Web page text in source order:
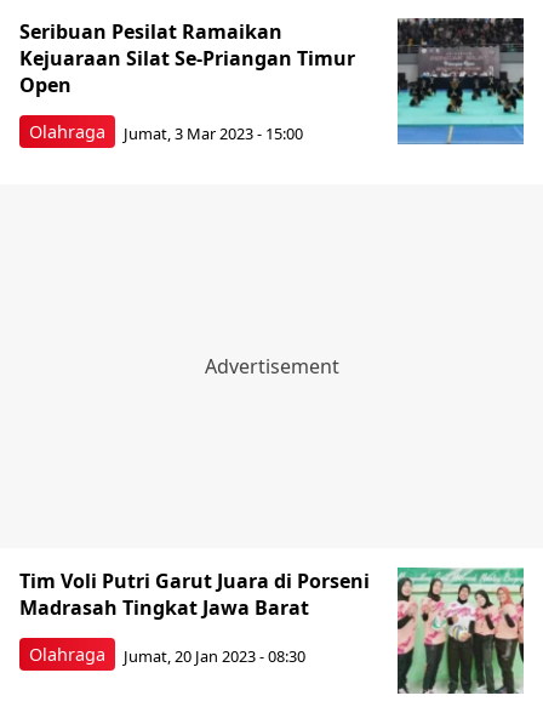
Olahraga
Seribuan Pesilat Ramaikan
Kejuaraan Silat Se-Priangan Timur
Open
Jumat, 3 Mar 2023 - 15:00
Olahraga
Tim Voli Putri Garut Juara di Porseni
Madrasah Tingkat Jawa Barat
Jumat, 20 Jan 2023 - 08:30